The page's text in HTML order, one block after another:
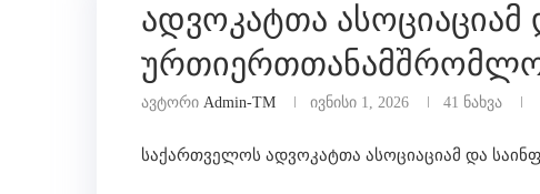
ადვოკატთა ასოციაციამ
ავტორი Admin-TM ივნისი 1, 2026 41 ნახვა
საქართველოს ადვოკატთა ასოციაციამ და